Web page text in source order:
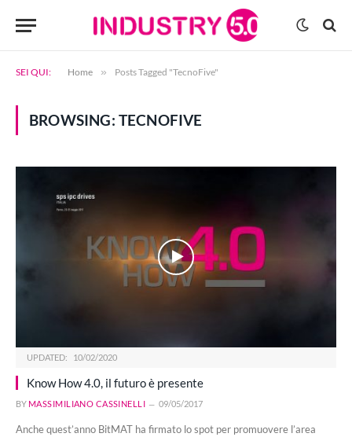
SEI QUI: Home » Posts Tagged "TecnoFive"
BROWSING: TECNOFIVE
UPDATED: 10/02/2020
Know How 4.0, il futuro è presente
BY MASSIMILIANO CASSINELLI 09/05/2017
Anche quest’anno BitMAT ha firmato lo spot per promuovere l’area